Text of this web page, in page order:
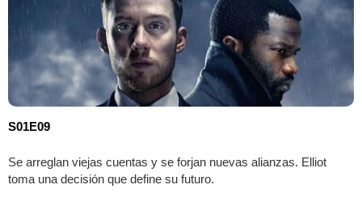
S01E09
Se arreglan viejas cuentas y se forjan nuevas alianzas. Elliot
toma una decisión que define su futuro.